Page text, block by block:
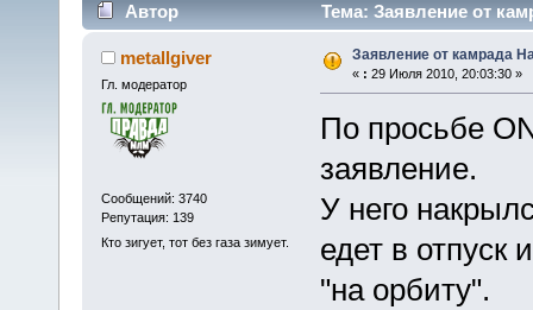
Автор Тема: Заявление от
metallgiver
Гл. модератор
Сообщений: 3740
Репутация: 139
Кто зигует, тот без газа зимует.
Заявление от камрада
« : 29 Июля 2010, 20:03:30 »
По просьбе
заявление.
У него
едет в отпуск
"на орбиту".